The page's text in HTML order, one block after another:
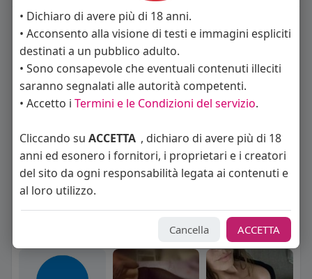
Rebecca Rossi
• Dichiaro di avere più di 18 anni.
• Acconsento alla visione di testi e immagini espliciti
destinati a un pubblico adulto.
• Sono consapevole che eventuali contenuti illeciti
saranno segnalati alle autorità competenti.
• Accetto i Termini e le Condizioni del servizio.
Cliccando su ACCETTA , dichiaro di avere più di 18
anni ed esonero i fornitori, i proprietari e i creatori
del sito da ogni responsabilità legata ai contenuti e
al loro utilizzo.
Cancella ACCETTA